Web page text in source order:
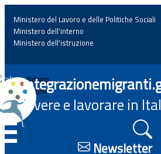
Home
News
Approfondimenti
Ministero del Lavoro e delle Politiche Sociali
Ministero dell'interno
Ministero dell'istruzione
Italiano
English
Vivere e lavorare in
Newsletter